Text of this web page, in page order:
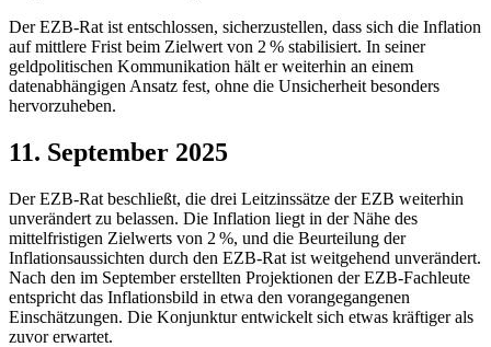
DerEZB-Rat ist entschlossen, sicherzustellen, dass sich die Inflation
auf mittlere Frist beim Zielwert von 2 % stabilisiert. In seiner
geldpolitischen Kommunikation hält er weiterhin an einem
datenabhängigen Ansatz fest, ohne die Unsicherheit besonders
hervorzuheben.
11. September 2025
DerEZB-Rat beschließt, die drei Leitzinssätze derEZB weiterhin
unverändert zu belassen. Die Inflation liegt in der Nähe des
mittelfristigen Zielwerts von 2 %, und die Beurteilung der
Inflationsaussichten durch den EZB-Rat ist weitgehend unverändert.
Nach den im September erstellten Projektionen derEZB-Fachleute
entspricht das Inflationsbild in etwa den vorangegangenen
Einschätzungen. Die Konjunktur entwickelt sich etwas kräftiger als
zuvor erwartet.